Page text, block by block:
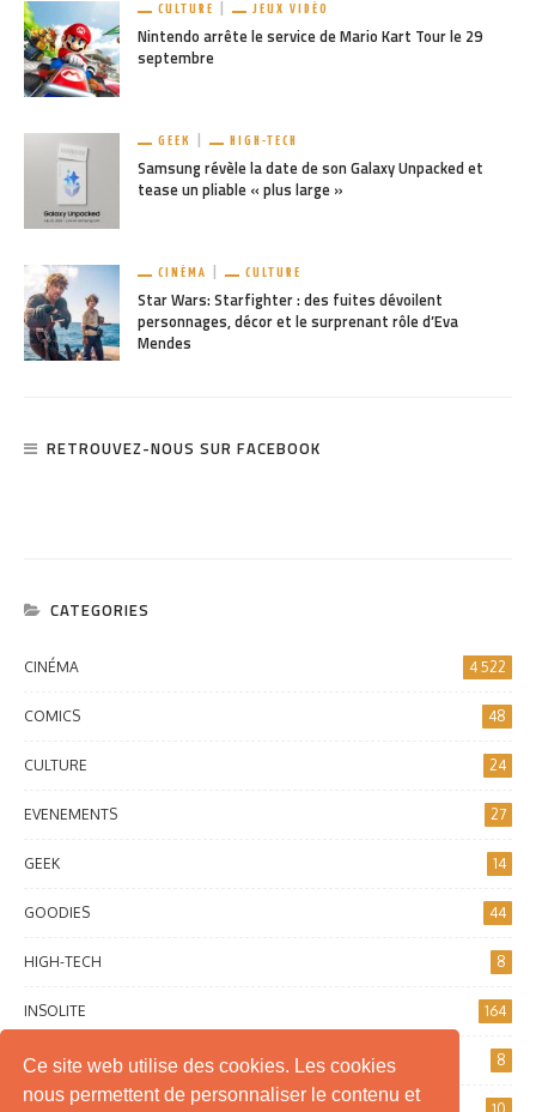
Ce site web utilise des cookies. Les cookies
nous permettent de personnaliser le contenu et
CULTURE JEUX VIDÉO
Nintendo arrête le service de Mario Kart Tour le 29
septembre
GEEK HIGH-TECH
Samsung révèle la date de son Galaxy Unpacked et
tease un pliable « plus large »
CINÉMA CULTURE
Star Wars: Starfighter : des fuites dévoilent
personnages, décor et le surprenant rôle d’Eva
Mendes
RETROUVEZ-NOUS SUR FACEBOOK
CATEGORIES
CINÉMA 4 522
COMICS 48
CULTURE 24
EVENEMENTS 27
GEEK 14
GOODIES 44
HIGH-TECH 8
INSOLITE 164
INTERNET 8